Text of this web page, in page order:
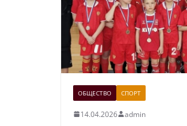
ОБЩЕСТВО СПОРТ
14.04.2026 admin